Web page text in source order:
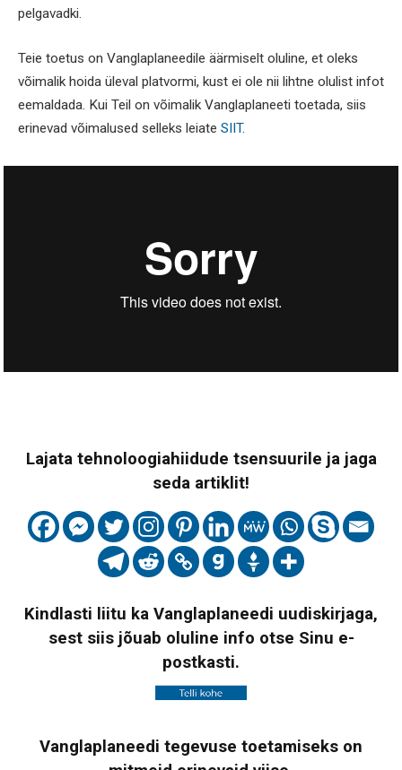
pelgavadki.
Teie toetus on Vanglaplaneedile äärmiselt oluline, et oleks
võimalik hoida üleval platvormi, kust ei ole nii lihtne olulist infot
eemaldada. Kui Teil on võimalik Vanglaplaneeti toetada, siis
erinevad võimalused selleks leiate SIIT.
Lajata tehnoloogiahiidude tsensuurile ja jaga
seda artiklit!
Kindlasti liitu ka Vanglaplaneedi uudiskirjaga,
sest siis jõuab oluline info otse Sinu e-
postkasti.
Vanglaplaneedi tegevuse toetamiseks on